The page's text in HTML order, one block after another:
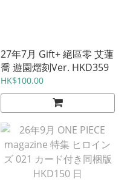
27年7月 Gift+ 絕區零 艾蓮
喬 遊園熠刻Ver. HKD359
HK$100.00